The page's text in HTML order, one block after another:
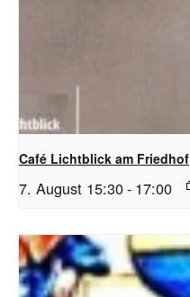
Café Lichtblick am Friedhof
7. August 15:30- 17:00